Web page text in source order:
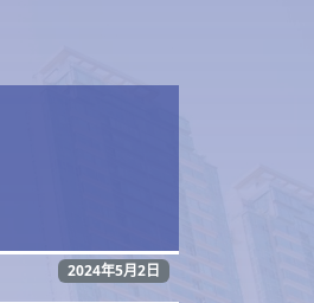
2024年5月2日